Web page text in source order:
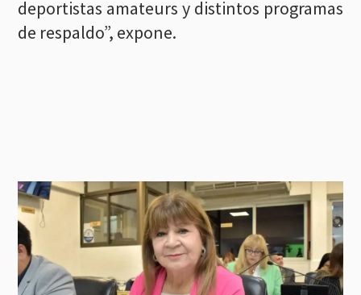
deportistas amateurs y distintos programas
de respaldo”, expone.